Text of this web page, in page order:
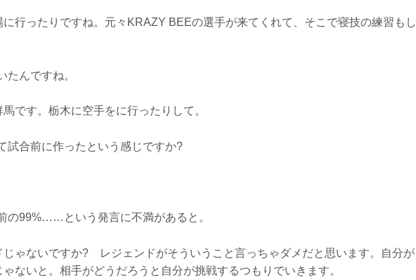
行ったりですね。元々KRAZY BEEの選手が来てくれて、そこで寝技の練習もし
んですね。
です。栃木に空手をに行ったりして。
試合前に作ったという感じですか?
の99%……という発言に不満があると。
ゃないですか? レジェンドがそういうこと言っちゃダメだと思います。自分が
ないと。相手がどうだろうと自分が挑戦するつもりでいきます。